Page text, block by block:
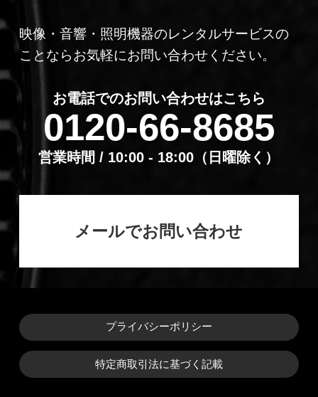
映像・音響・照明機器のレンタルサービスの
ことならお気軽にお問い合わせください。
お電話でのお問い合わせはこちら
0120-66-8685
営業時間 / 10:00 - 18:00（⽇曜除く）
メールでお問い合わせ
プライバシーポリシー
特定商取引法に基づく記載